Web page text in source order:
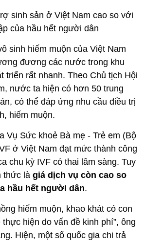
sinh sản ở Việt Nam cao so với
của hầu hết người dân
sinh hiếm muộn của Việt Nam
đương các nước trong khu
triển rất nhanh. Theo Chủ tịch Hội
nước ta hiện có hơn 50 trung
có thể đáp ứng nhu cầu điều trị
hiếm muộn.
Vụ Sức khoẻ Bà mẹ - Trẻ em (Bộ
ở Việt Nam đạt mức thành công
chu kỳ IVF có thai lâm sàng. Tuy
thức là giá dịch vụ còn cao so
hầu hết người dân.
hiếm muộn, khao khát có con
hiện do vấn đề kinh phí”, ông
Hiện, một số quốc gia chi trả